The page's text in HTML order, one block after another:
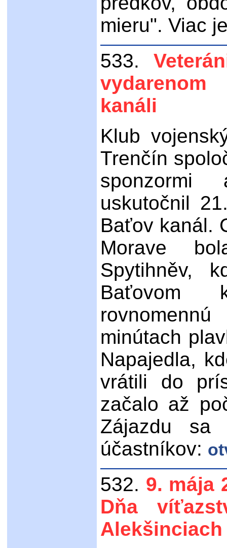
mieru". Viac
533.
kanáli
Klub
Trenčín
sponzormi
uskutočnil
Baťov kanál.
Morave
Spytihněv,
Baťovom
minútach
Napajedla,
vrátili do
začalo až
Zájazdu sa
účastníkov:
532. 9. mája
Dňa
Alekšinciach